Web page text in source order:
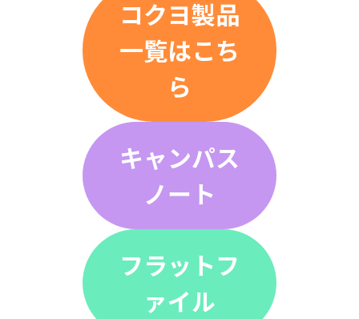
コクヨ製品
一覧はこち
ら
キャンパス
ノート
フラットフ
ァイル